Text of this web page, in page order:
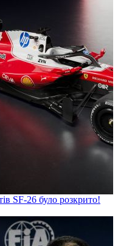
SF-26 було розкрито!